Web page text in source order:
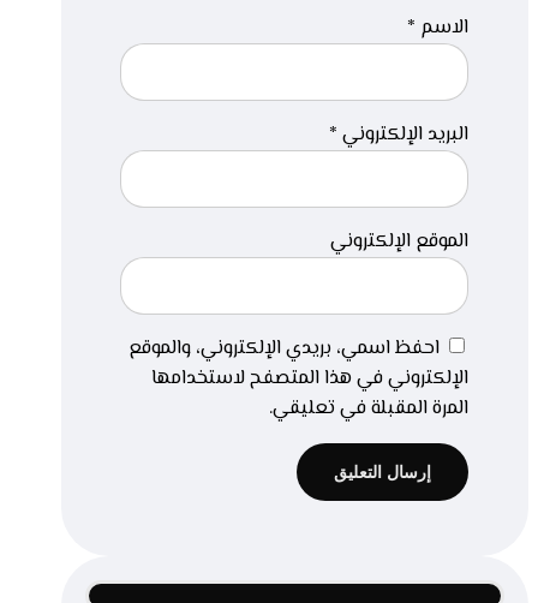
الاسم *
البريد الإلكتروني *
الموقع الإلكتروني
احفظ اسمي، بريدي الإلكتروني، والموقع
الإلكتروني في هذا المتصفح لاستخدامها
المرة المقبلة في تعليقي.